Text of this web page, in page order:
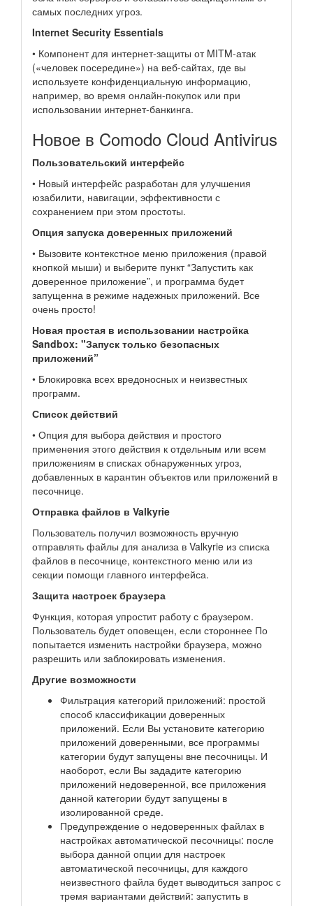
самых последних угроз.
Internet Security Essentials
• Компонент для интернет-защиты от MITM-атак
(«человек посередине») на веб-сайтах, где вы
используете конфиденциальную информацию,
например, во время онлайн-покупок или при
использовании интернет-банкинга.
Новое в Comodo Cloud Antivirus
Пользовательский интерфейс
• Новый интерфейс разработан для улучшения
юзабилити, навигации, эффективности с
сохранением при этом простоты.
Опция запуска доверенных приложений
• Вызовите контекстное меню приложения (правой
кнопкой мыши) и выберите пункт “Запустить как
доверенное приложение”, и программа будет
запущенна в режиме надежных приложений. Все
очень просто!
Новая простая в использовании настройка
Sandbox: "Запуск только безопасных
приложений”
• Блокировка всех вредоносных и неизвестных
программ.
Список действий
• Опция для выбора действия и простого
применения этого действия к отдельным или всем
приложениям в списках обнаруженных угроз,
добавленных в карантин объектов или приложений в
песочнице.
Отправка файлов в Valkyrie
Пользователь получил возможность вручную
отправлять файлы для анализа в Valkyrie из списка
файлов в песочнице, контекстного меню или из
секции помощи главного интерфейса.
Защита настроек браузера
Функция, которая упростит работу с браузером.
Пользователь будет оповещен, если стороннее По
попытается изменить настройки браузера, можно
разрешить или заблокировать изменения.
Другие возможности
Фильтрация категорий приложений: простой
способ классификации доверенных
приложений. Если Вы установите категорию
приложений доверенными, все программы
категории будут запущены вне песочницы. И
наоборот, если Вы зададите категорию
приложений недоверенной, все приложения
данной категории будут запущены в
изолированной среде.
Предупреждение о недоверенных файлах в
настройках автоматической песочницы: после
выбора данной опции для настроек
автоматической песочницы, для каждого
неизвестного файла будет выводиться запрос с
тремя вариантами действий: запустить в